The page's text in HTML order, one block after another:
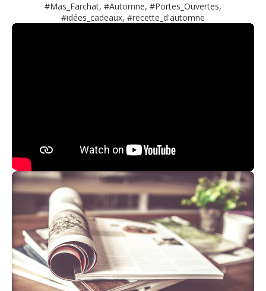
#Mas_Farchat, #Automne, #Portes_Ouvertes,
#idées_cadeaux, #recette_d'automne